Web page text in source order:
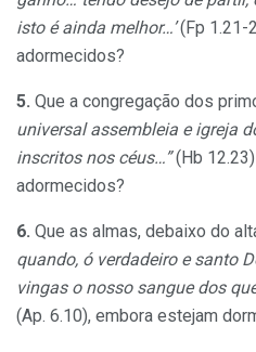
isto é ainda melhor…’(Fp 1.21-
adormecidos?
5. Que a congregação dos
universal assembleia e igreja
inscritos nos céus…”(Hb
adormecidos?
6. Que as almas, debaixo do
quando, ó verdadeiro e santo
vingas o nosso sangue dos
(Ap. 6.10), embora estejam